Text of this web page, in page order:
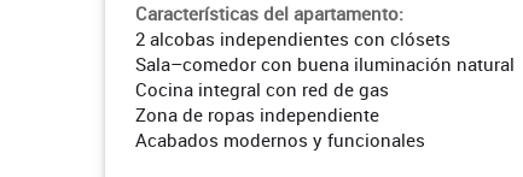
Características del apartamento:
2 alcobas independientes con clósets
Sala–comedor con buena iluminación natural
Cocina integral con red de gas
Zona de ropas independiente
Acabados modernos y funcionales